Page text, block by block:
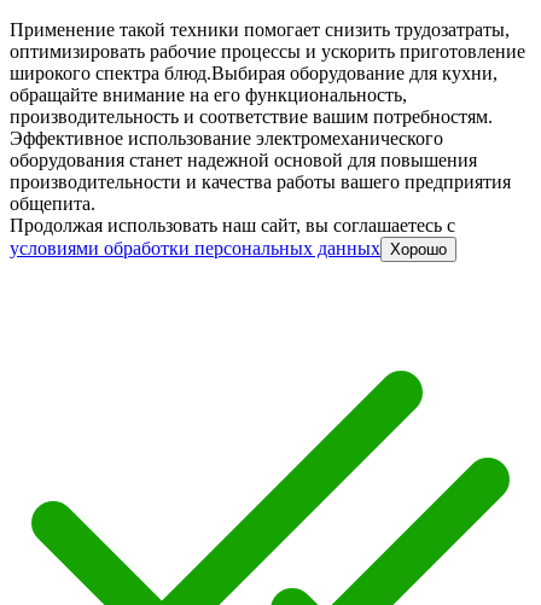
Применение такой техники помогает снизить трудозатраты,
оптимизировать рабочие процессы и ускорить приготовление
широкого спектра блюд.Выбирая оборудование для кухни,
обращайте внимание на его функциональность,
производительность и соответствие вашим потребностям.
Эффективное использование электромеханического
оборудования станет надежной основой для повышения
производительности и качества работы вашего предприятия
общепита.
Продолжая использовать наш сайт, вы соглашаетесь c
условиями обработки персональных данных Хорошо